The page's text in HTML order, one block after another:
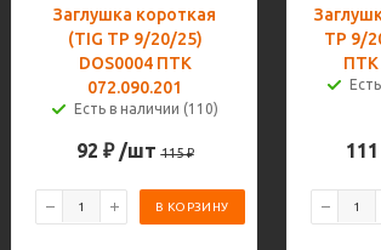
Заглушка короткая
(TIG TP 9/20/25)
DOS0004 ПТК
072.090.201
Есть в наличии (110)
92 ₽ /шт 115₽
В КОРЗИНУ
TP 9/
ПТК
111